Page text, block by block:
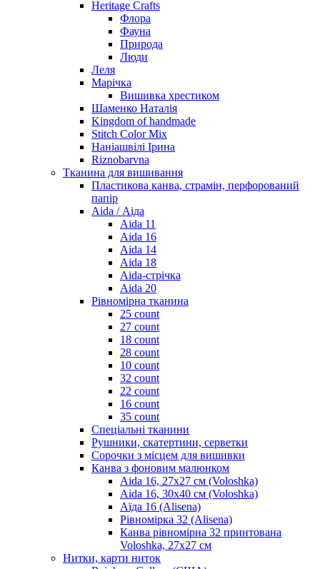
Heritage Crafts
Флора
Фауна
Природа
Люди
Леля
Марічка
Вишивка хрестиком
Шаменко Наталія
Kingdom of handmade
Stitch Color Mix
Наніашвілі Ірина
Riznobarvna
Тканина для вишивання
Пластикова канва, страмін, перфорований
папір
Aida / Аіда
Aida 11
Aida 16
Aida 14
Aida 18
Aida-стрічка
Aida 20
Рівномірна тканина
25 count
27 count
18 count
28 count
10 count
32 count
22 count
16 count
35 count
Спеціальні тканини
Рушники, скатертини, серветки
Сорочки з місцем для вишивки
Канва з фоновим малюнком
Aida 16, 27х27 см (Voloshka)
Aida 16, 30х40 см (Voloshka)
Аїда 16 (Alisena)
Рівномірка 32 (Alisena)
Канва рівномірна 32 принтована
Voloshka, 27х27 см
Нитки, карти ниток